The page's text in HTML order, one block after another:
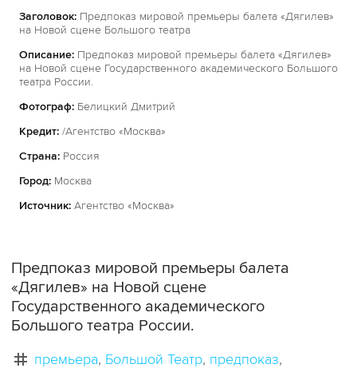
Заголовок: Предпоказ мировой премьеры балета «Дягилев»
на Новой сцене Большого театра
Описание: Предпоказ мировой премьеры балета «Дягилев»
на Новой сцене Государственного академического Большого
театра России.
Фотограф: Белицкий Дмитрий
Кредит: /Агентство «Москва»
Страна: Россия
Город: Москва
Источник: Агентство «Москва»
Предпоказ мировой премьеры балета
«Дягилев» на Новой сцене
Государственного академического
Большого театра России.
премьера Большой Театр предпоказ